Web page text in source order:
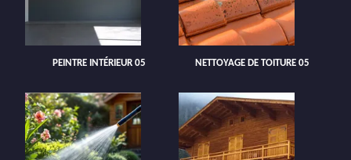
PEINTRE INTÉRIEUR 05 NETTOYAGE DE TOITURE 05